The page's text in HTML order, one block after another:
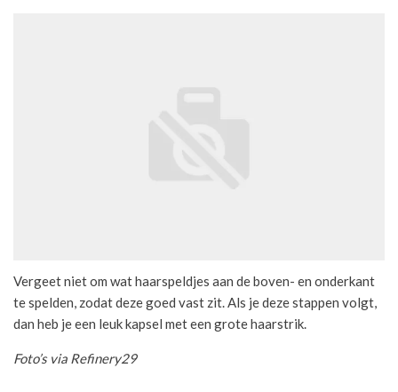
Vergeet niet om wat haarspeldjes aan de boven- en onderkant
te spelden, zodat deze goed vast zit. Als je deze stappen volgt,
dan heb je een leuk kapsel met een grote haarstrik.
Foto’s via Refinery29